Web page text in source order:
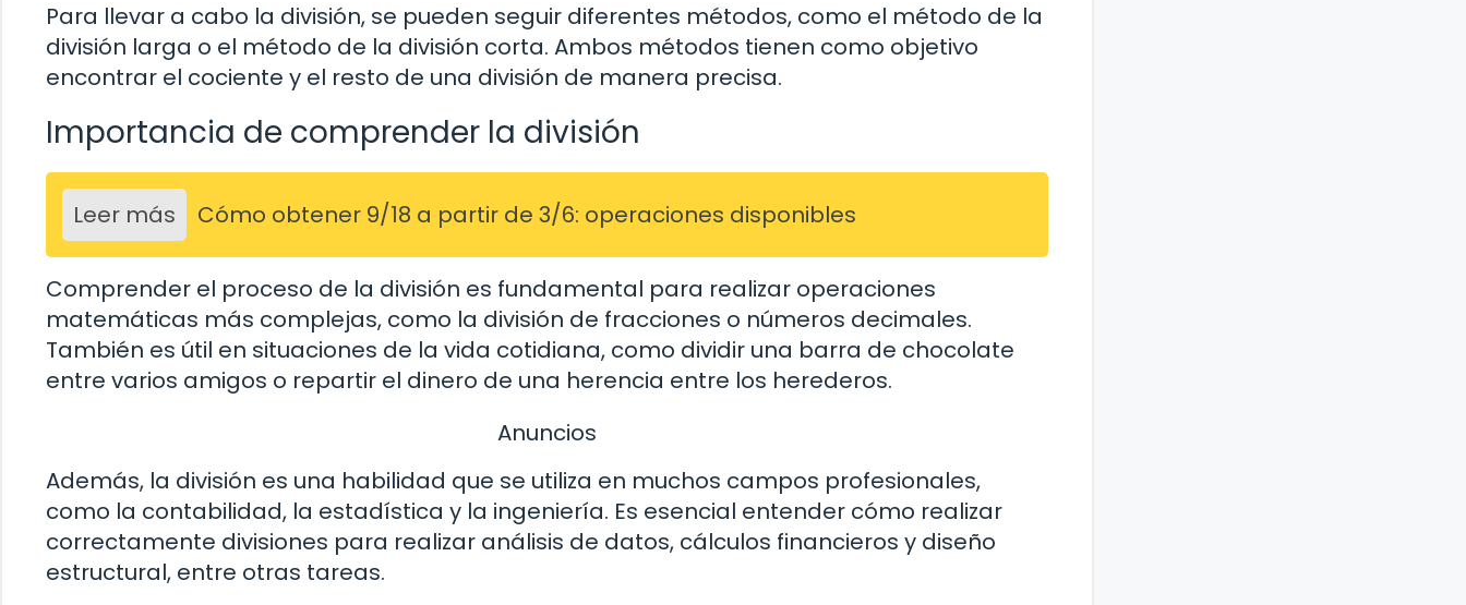
Para llevar a cabo la división, se pueden seguir diferentes métodos, como el método de la
división larga o el método de la división corta. Ambos métodos tienen como objetivo
encontrar el cociente y el resto de una división de manera precisa.
Importancia de comprender la división
Leer más Cómo obtener 9/18 a partir de 3/6: operaciones disponibles
Comprender el proceso de la división es fundamental para realizar operaciones
matemáticas más complejas, como la división de fracciones o números decimales.
También es útil en situaciones de la vida cotidiana, como dividir una barra de chocolate
entre varios amigos o repartir el dinero de una herencia entre los herederos.
Anuncios
Además, la división es una habilidad que se utiliza en muchos campos profesionales,
como la contabilidad, la estadística y la ingeniería. Es esencial entender cómo realizar
correctamente divisiones para realizar análisis de datos, cálculos financieros y diseño
estructural, entre otras tareas.